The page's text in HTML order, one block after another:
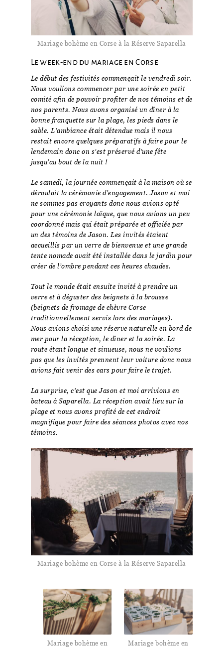
Mariage bohème en Corse à la Réserve Saparella
Le week-end du mariage en Corse
Le début des festivités commençait le vendredi soir.
Nous voulions commencer par une soirée en petit
comité afin de pouvoir profiter de nos témoins et de
nos parents. Nous avons organisé un dîner à la
bonne franquette sur la plage, les pieds dans le
sable. L’ambiance était détendue mais il nous
restait encore quelques préparatifs à faire pour le
lendemain donc on s’est préservé d’une fête
jusqu’au bout de la nuit !
Le samedi, la journée commençait à la maison où se
déroulait la cérémonie d’engagement. Jason et moi
ne sommes pas croyants donc nous avions opté
pour une cérémonie laïque, que nous avions un peu
coordonné mais qui était préparée et officiée par
un des témoins de Jason. Les invités étaient
accueillis par un verre de bienvenue et une grande
tente nomade avait été installée dans le jardin pour
créer de l’ombre pendant ces heures chaudes.
Tout le monde était ensuite invité à prendre un
verre et à déguster des beignets à la brousse
(beignets de fromage de chèvre Corse
traditionnellement servis lors des mariages).
Nous avions choisi une réserve naturelle en bord de
mer pour la réception, le dîner et la soirée. La
route étant longue et sinueuse, nous ne voulions
pas que les invités prennent leur voiture donc nous
avions fait venir des cars pour faire le trajet.
La surprise, c’est que Jason et moi arrivions en
bateau à Saparella. La réception avait lieu sur la
plage et nous avons profité de cet endroit
magnifique pour faire des séances photos avec nos
témoins.
Mariage bohème en Corse à la Réserve Saparella
Mariage bohème en
Mariage bohème en